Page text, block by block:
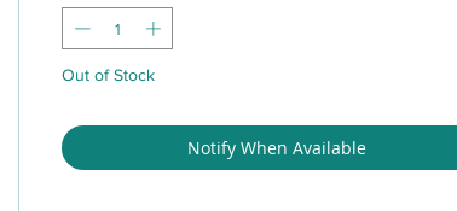
Out of Stock
Notify When Available